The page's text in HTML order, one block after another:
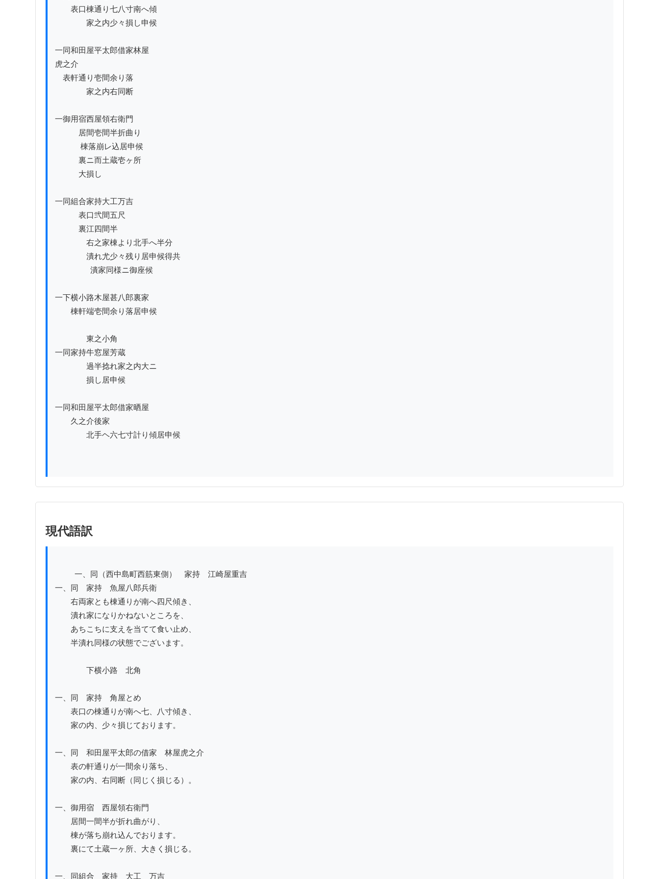
表口棟通り七八寸南へ傾
家之内少々損し申候
一同和田屋平太郎借家林屋
虎之介
家之内右同断
一御用宿西屋領右衛門
居間壱間半折曲り
裏ニ而土蔵壱ヶ所
大損し
一同組合家持大工万吉
表口弐間五尺
裏江四間半
右之家棟より北手へ半分
潰れ尤少々残り居申候得共
一下横小路木屋甚八郎裏家
棟軒端壱間余り落居申候
東之小角
一同家持牛窓屋芳蔵
過半捻れ家之内大ニ
損し居申候
一同和田屋平太郎借家晒屋
久之介後家
北手ヘ六七寸計り傾居申候
現代語訳
一、同　家持　魚屋八郎兵衛
右両家とも棟通りが南へ四尺傾き、
潰れ家になりかねないところを、
あちこちに支えを当てて食い止め、
半潰れ同様の状態でございます。
下横小路　北角
一、同　家持　角屋とめ
表口の棟通りが南へ七、八寸傾き、
家の内、少々損じております。
一、同　和田屋平太郎の借家　林屋虎之介
表の軒通りが一間余り落ち、
家の内、右同断（同じく損じる）。
一、御用宿　西屋領右衛門
居間一間半が折れ曲がり、
棟が落ち崩れ込んでおります。
裏にて土蔵一ヶ所、大きく損じる。
一、同組合　家持　大工　万吉